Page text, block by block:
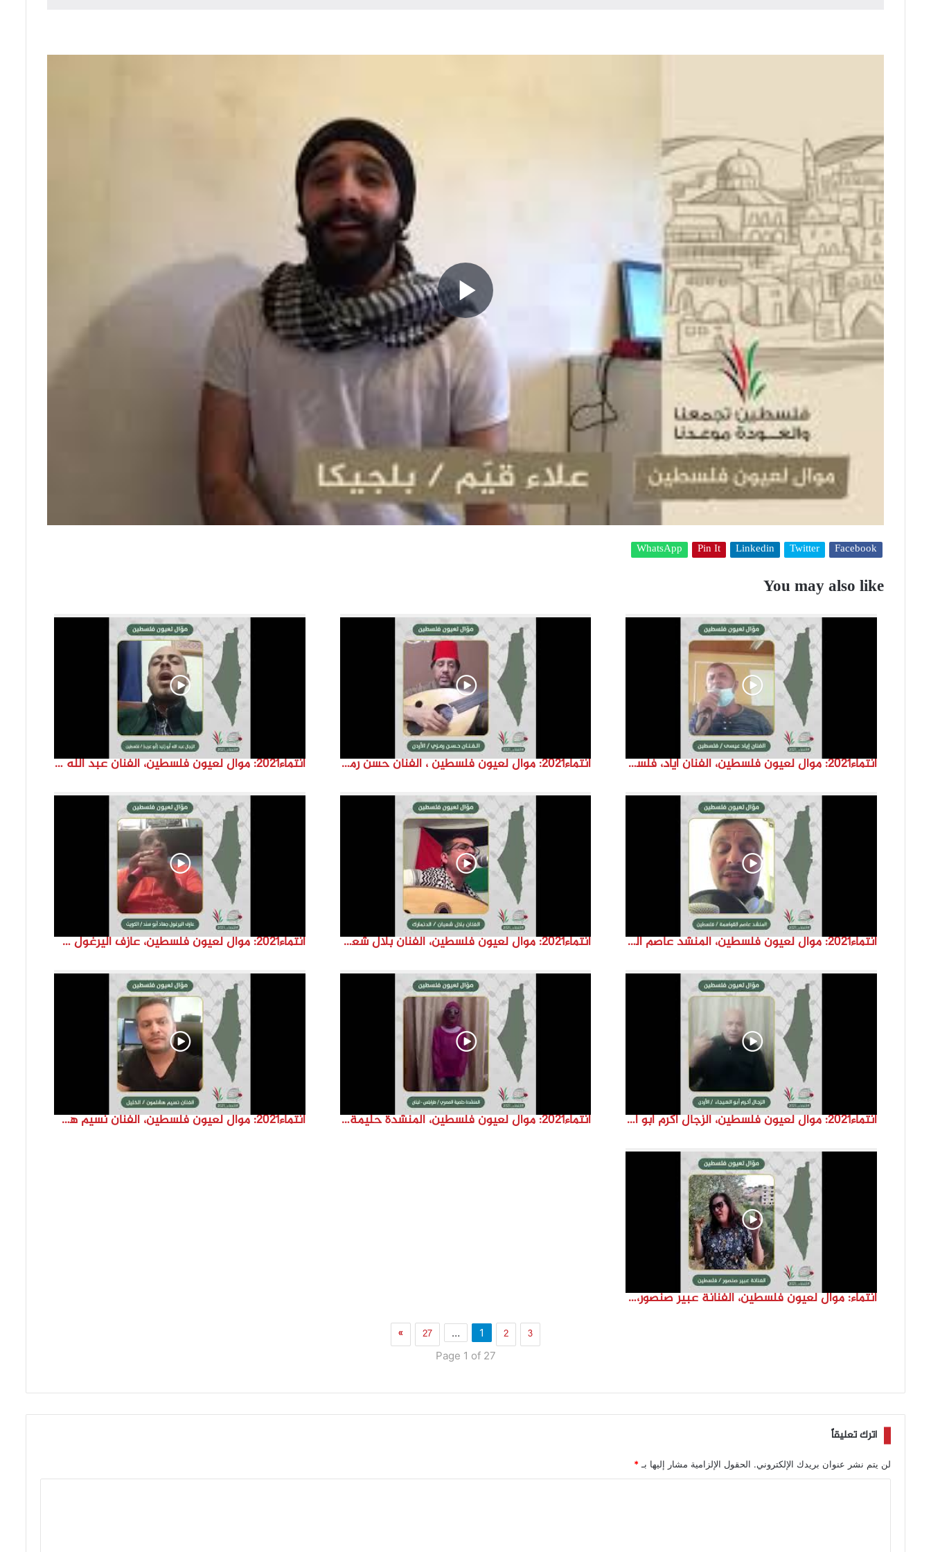
P
l
a
y
d
e
o
Facebook
Twitter
Linkedin
Pin It
WhatsApp
You may also like
انتماء2021: موال لعيون فلسطين، الفنان اياد، فلسطين انتماء2021: موال لعيون فلسطين ، الفنان حسن رمزي ،الاردن انتماء2021: موال لعيون فلسطين، الفنان عبد الله ابو زنيد، فلسطين
انتماء2021: موال لعيون فلسطين، المنشد عاصم القواسمة، الاردن انتماء2021: موال لعيون فلسطين، الفنان بلال شعبان، الدنمارك انتماء2021: موال لعيون فلسطين، عازف اليرغول جهاد أبو سند، الكويت
انتماء2021: موال لعيون فلسطين، الزجال أكرم أبو الهيجا، الاردن انتماء2021: موال لعيون فلسطين، المنشدة حليمة المصري، لبنان انتماء2021: موال لعيون فلسطين، الفنان نسيم هشلمون، فلسطين
انتماء: موال لعيون فلسطين، الفنانة عبير صنصور، فلسطين
1 2 3
…
27
»
Page 1 of 27
اترك تعليقاً
لن يتم نشر عنوان بريدك الإلكتروني. الحقول الإلزامية مشار إليها بـ *